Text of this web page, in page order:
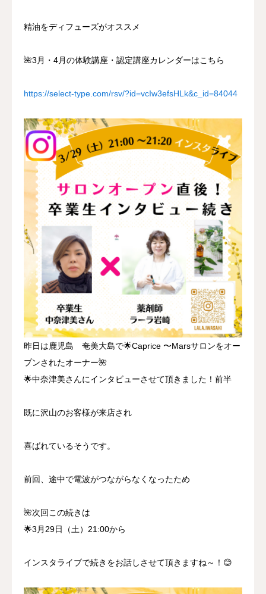
精油をディフューズがオススメ
🌺3月・4月の体験講座・認定講座カレンダーはこちら
https://select-type.com/rsv/?id=vcIw3efsHLk&c_id=84044
昨日は鹿児島 奄美大島で🌟Caprice 〜Marsサロンをオー
プンされたオーナー🌺
🌟中奈津美さんにインタビューさせて頂きました！前半
既に沢山のお客様が来店され
喜ばれているそうです。
前回、途中で電波がつながらなくなったため
🌺次回この続きは
🌟3月29日（土）21:00から
インスタライブで続きをお話しさせて頂きますね～！😊